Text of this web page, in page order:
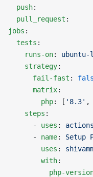
  push
:
  pull_request
:
jobs :
  tests
:
    runs-on
:
    strategy
:
      fail-fast
:
      matrix
:
        php
: [ '8.3' ,
    steps
:
      -
uses :
      -
name: Setup
        uses
:
        with
:
php-